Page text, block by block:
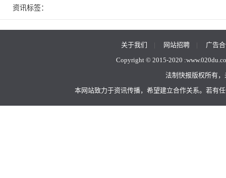
资讯标签：
关于我们 | 网站招聘| 广告
Copyright © 2015-2020 :
法制快报版权所有
本网站致力于资讯传播，希望建立合作关系。若有